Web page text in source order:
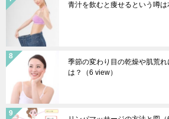
青汁を飲むと痩せるという噂は
季節の変わり目の乾燥や肌荒
は？
（6 view）